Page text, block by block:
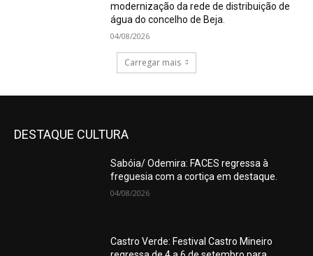
modernização da rede de distribuição de
água do concelho de Beja.
04/08/2026
Carregar mais
DESTAQUE CULTURA
Sabóia/ Odemira: FACES regressa à
freguesia com a cortiça em destaque.
04/08/2026
Castro Verde: Festival Castro Mineiro